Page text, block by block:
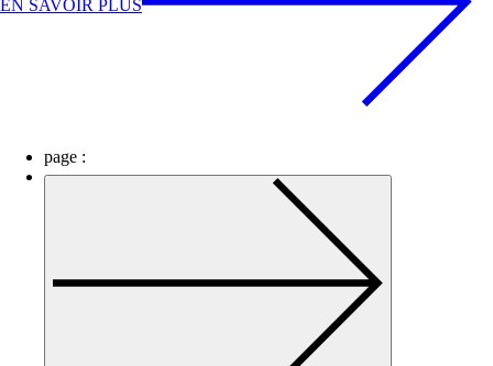
EN SAVOIR PLUS
page :